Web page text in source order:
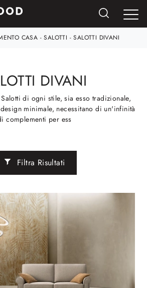
CASA -SALOTTI -SALOTTI DIVANI
DIVANI
di ogni stile, sia esso tradizionale,
minimale, necessitano di un'infinità
complementi per ess
Filtra Risultati